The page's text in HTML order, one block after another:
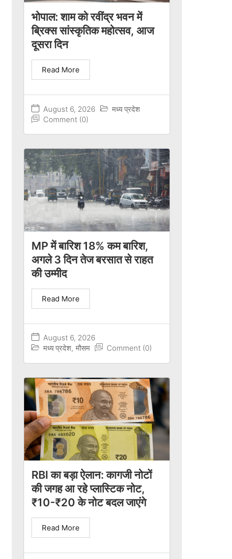
भोपाल: शाम को रवींद्र भवन में
ब्रिक्स सांस्कृतिक महोत्सव, आज
दूसरा दिन
August 6, 2026
मध्य प्रदेश
Comment (0)
Read More
MP में बारिश 18% कम बारिश,
अगले 3 दिन तेज बरसात से राहत
की उम्मीद
August 6, 2026
मध्य प्रदेश, मौसम Comment (0)
Read More
RBI का बड़ा ऐलान: कागजी नोटों
की जगह आ रहे प्लास्टिक नोट,
₹10-₹20 के नोट बदल जाएंगे
Read More